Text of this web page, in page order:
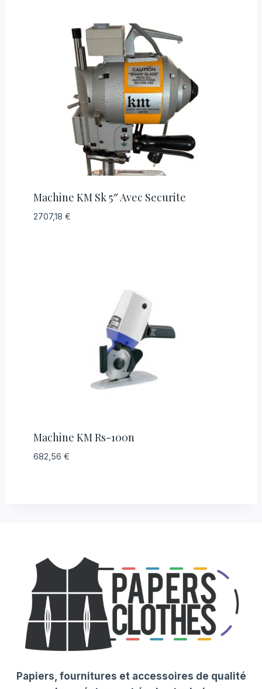
Machine KM Sk 5″ Avec Securite
2707,18 €
Machine KM Rs-100n
682,56 €
Papiers, fournitures et accessoires de qualité